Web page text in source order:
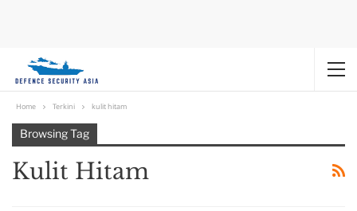
Home Terkini kulit hitam
Browsing Tag
Kulit Hitam